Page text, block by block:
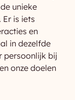
unieke
is iets
en
in dezelfde
persoonlijk bij
onze doelen